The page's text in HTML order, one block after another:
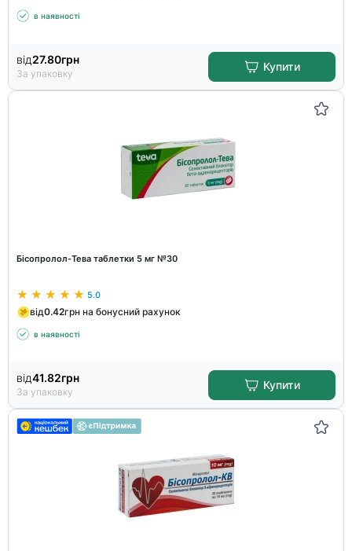
в наявності
від27.80грн
За упаковку
Купити
Бісопролол-Тева таблетки 5 мг №30
5.0
від0.42грн на бонусний рахунок
в наявності
від41.82грн
За упаковку
Купити